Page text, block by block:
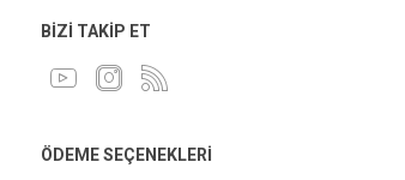
BIZI TAKIP ET
ÖDEME SEÇENEKLERI